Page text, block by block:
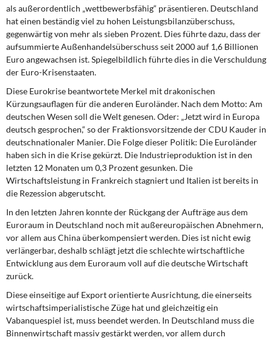
als außerordentlich „wettbewerbsfähig“ präsentieren. Deutschland
hat einen beständig viel zu hohen Leistungsbilanzüberschuss,
gegenwärtig von mehr als sieben Prozent. Dies führte dazu, dass der
aufsummierte Außenhandelsüberschuss seit 2000 auf 1,6 Billionen
Euro angewachsen ist. Spiegelbildlich führte dies in die Verschuldung
der Euro-Krisenstaaten.
Diese Eurokrise beantwortete Merkel mit drakonischen
Kürzungsauflagen für die anderen Euroländer. Nach dem Motto: Am
deutschen Wesen soll die Welt genesen. Oder: „Jetzt wird in Europa
deutsch gesprochen,“ so der Fraktionsvorsitzende der CDU Kauder in
deutschnationaler Manier. Die Folge dieser Politik: Die Euroländer
haben sich in die Krise gekürzt. Die Industrieproduktion ist in den
letzten 12 Monaten um 0,3 Prozent gesunken. Die
Wirtschaftsleistung in Frankreich stagniert und Italien ist bereits in
die Rezession abgerutscht.
In den letzten Jahren konnte der Rückgang der Aufträge aus dem
Euroraum in Deutschland noch mit außereuropäischen Abnehmern,
vor allem aus China überkompensiert werden. Dies ist nicht ewig
verlängerbar, deshalb schlägt jetzt die schlechte wirtschaftliche
Entwicklung aus dem Euroraum voll auf die deutsche Wirtschaft
zurück.
Diese einseitige auf Export orientierte Ausrichtung, die einerseits
wirtschaftsimperialistische Züge hat und gleichzeitig ein
Vabanquespiel ist, muss beendet werden. In Deutschland muss die
Binnenwirtschaft massiv gestärkt werden, vor allem durch